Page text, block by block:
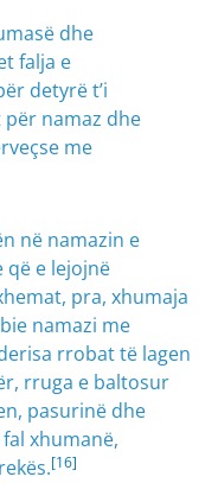
dhe
falja e
detyrë t’i
namaz dhe
me
në namazin e
që e lejojnë
pra, xhumaja
namazi me
rrobat të lagen
rruga e baltosur
pasurinë dhe
xhumanë,
[16]